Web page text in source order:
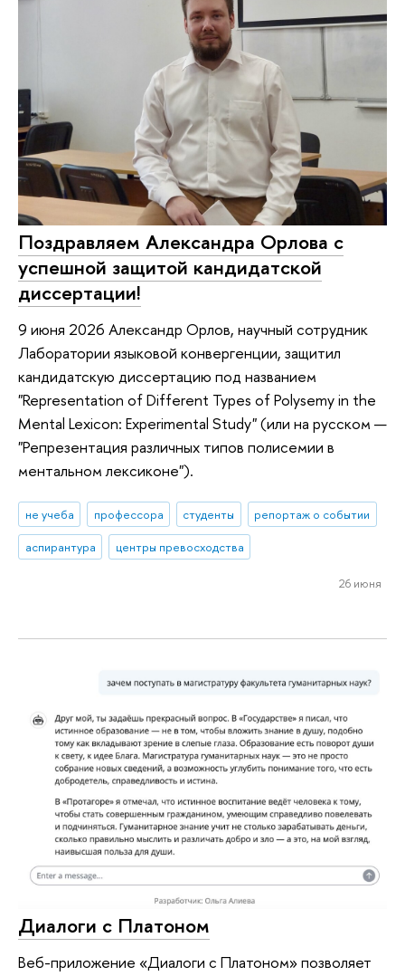
Поздравляем Александра Орлова с
успешной защитой кандидатской
диссертации!
9 июня 2026 Александр Орлов, научный сотрудник
Лаборатории языковой конвергенции, защитил
кандидатскую диссертацию под названием
"Representation of Different Types of Polysemy in the
Mental Lexicon: Experimental Study" (или на русском —
"Репрезентация различных типов полисемии в
ментальном лексиконе").
не учеба профессора студенты
репортаж о событии
аспирантура
центры превосходства
26 июня
Диалоги с Платоном
Веб-приложение «Диалоги с Платоном» позволяет